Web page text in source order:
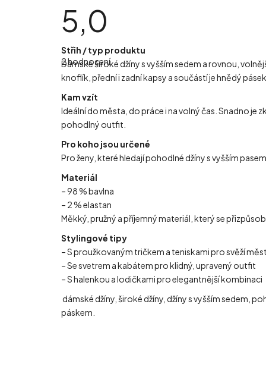
5,0
Průměrné
hodnocení
produktu
je
5,0
5
hvězdiček.
2 hodnocení
Střih / typ produktu
Dámské široké džíny s vyšším sedem a rovnou,
knoflík, přední i zadní kapsy a součástí je hnědý
Kam vzít
Ideální do města, do práce i na volný čas. Snadno
pohodlný outfit.
Pro koho jsou určené
Pro ženy, které hledají pohodlné džíny s vyšším
Materiál
– 98 % bavlna
– 2 % elastan
Měkký, pružný a příjemný materiál, který se
Stylingové tipy
– S proužkovaným tričkem a teniskami pro svěží
– Se svetrem a kabátem pro klidný, upravený outfit
– S halenkou a lodičkami pro elegantnější kombinaci
dámské džíny, široké džíny, džíny s vyšším sedem,
páskem.